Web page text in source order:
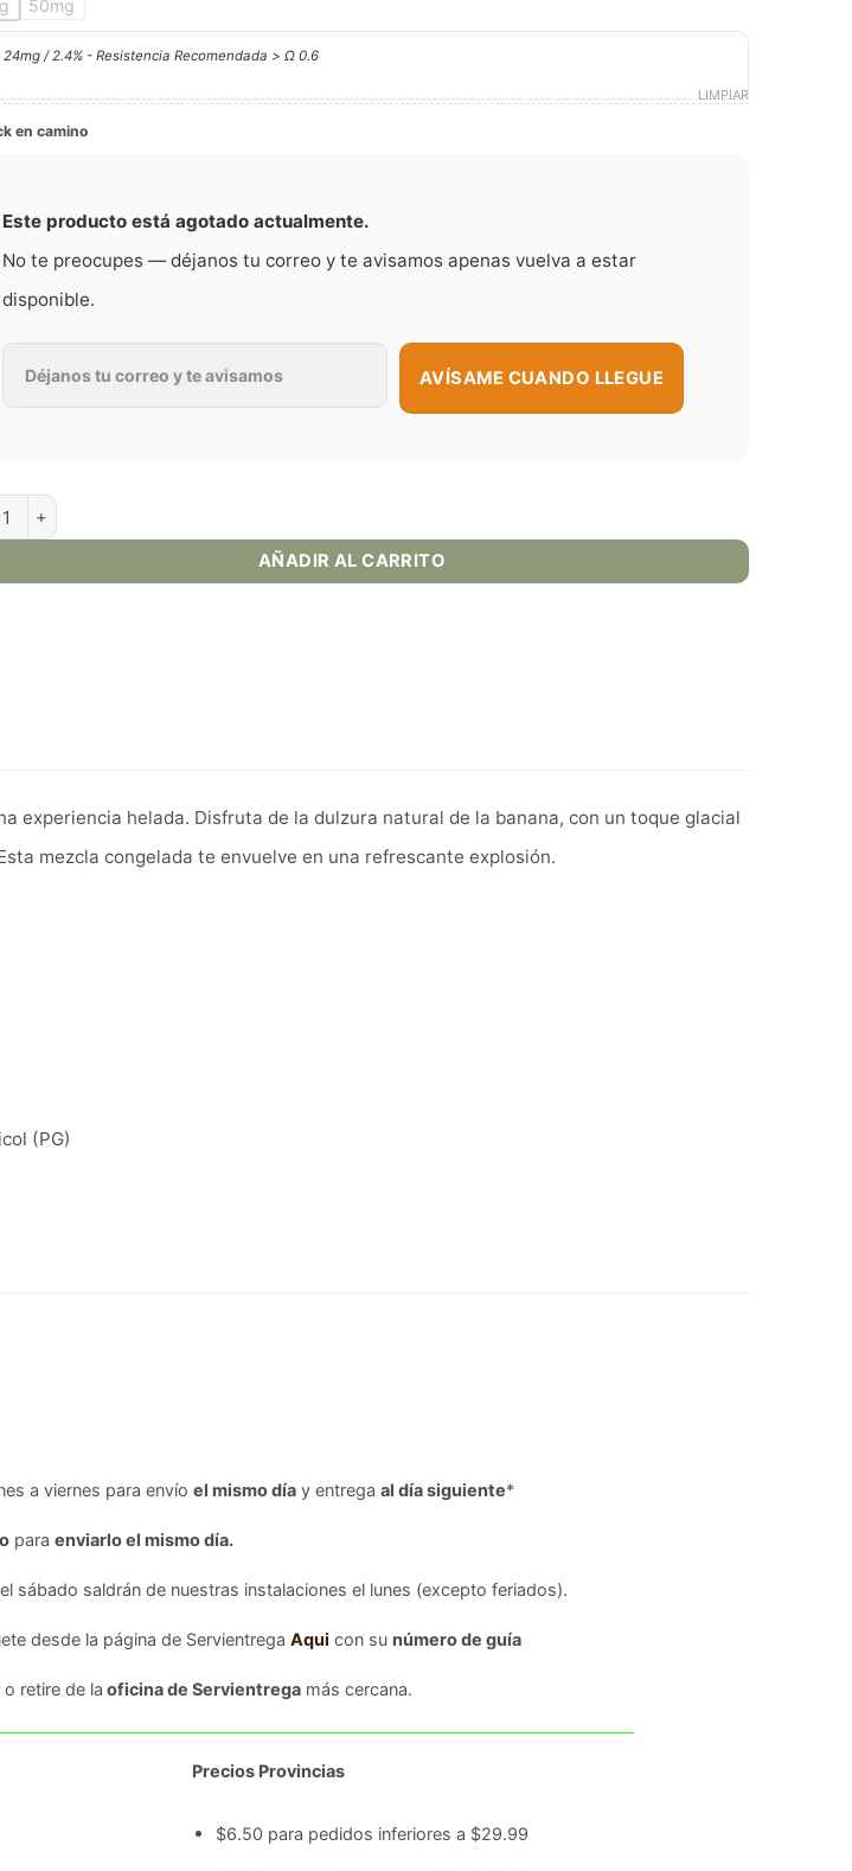
50mg
LIMPIAR
24mg / 2.4% - Resistencia Recomendada > Ω 0.6
en camino
Este producto está agotado actualmente.
No te preocupes — déjanos tu correo y te avisamos apenas vuelva a estar
disponible.
AVÍSAME CUANDO LLEGUE
Fruit Monster Banana Nic Salt | 30ml cantidad
AÑADIR AL CARRITO
experiencia helada. Disfruta de la dulzura natural de la banana, con un toque glacial
mezcla congelada te envuelve en una refrescante explosión.
(PG)
a viernes para envío el mismo díay entrega al día siguiente*
para enviarlo el mismo día.
sábado saldrán de nuestras instalaciones el lunes (excepto feriados).
desde la página de Servientrega Aqui con su número de guía
o retire de la oficina de Servientregamás cercana.
Precios Provincias
$6.50 para pedidos inferiores a $29.99